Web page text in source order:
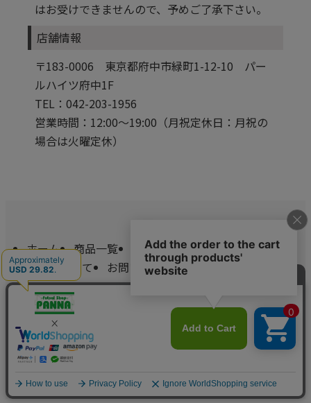
はお受けできませんので、予めご了承下さい。
店舗情報
〒183-0006 東京都府中市緑町1-12-10 パー
ルハイツ府中1F
TEL：042-203-1956
営業時間：12:00～19:00（月祝定休日：月祝の
場合は火曜定休）
ホーム 商品一覧
特定商取引法
送料について
お問い合わせ
Copyright (c) 2026 フットサルショップ・PANNA All Rights
Reserved.